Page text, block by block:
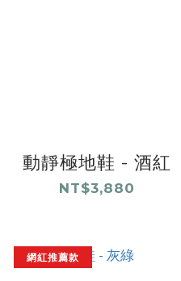
動靜極地鞋 - 酒紅
NT$3,880
網紅推薦款